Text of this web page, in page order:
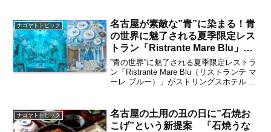
催。当日限定のオリジナルノベルティ配
布や、サウナ界...
ナゴヤトトピック
名古屋が素敵な”青”に染まる！青
の世界に魅了される夏季限定レス
トラン「Ristrante Mare Blu」が
2026年6月28日より期間限定でオ
ープン 見どころは？【ささしま
ライブ】
”青の世界”に魅了される夏季限定レストラ
ン「Ristrante Mare Blu（リストランテ マ
ーレ ブルー）」がストリングスホテル 名
大好評だったフォトジ...
ナゴヤトトピック
名古屋の土用の丑の日に”石焼お
こげ”という新提案 「石焼うな